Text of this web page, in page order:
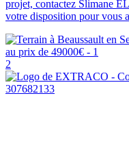
projet, contactez Slimane
votre disposition pour vous
2